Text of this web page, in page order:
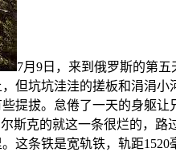
7月9日，来到俄罗斯的第
坑坑洼洼的搓板和涓涓
提拔。怠倦了一天的身躯
斯克的就这一条很烂的，
条铁是宽轨铁，轨距1520